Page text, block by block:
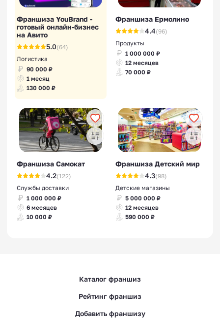
Франшиза YouBrand -
готовый онлайн-бизнес
на Авито
5.0(64)
Логистика
90 000 ₽
1 месяц
130 000 ₽
Франшиза Ермолино
4.4(96)
Продукты
1 000 000 ₽
12 месяцев
70 000 ₽
Франшиза Самокат
4.2(122)
Службы доставки
1 000 000 ₽
6 месяцев
10 000 ₽
Франшиза Детский мир
4.3(98)
Детские магазины
5 000 000 ₽
12 месяцев
590 000 ₽
Каталог франшиз
Рейтинг франшиз
Добавить франшизу